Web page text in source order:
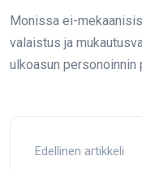
Monissa ei-
valaistus ja
ulkoasun
Edellinen artikkeli